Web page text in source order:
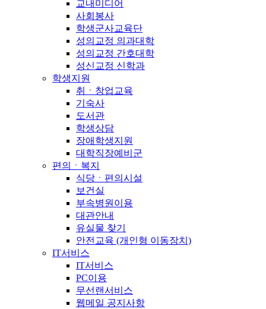
교내미디어
사회봉사
학생군사교육단
성의교정 의과대학
성의교정 간호대학
성신교정 신학과
학생지원
취ㆍ창업교육
기숙사
도서관
학생상담
장애학생지원
대학직장예비군
편의ㆍ복지
식당ㆍ편의시설
보건실
부속병원이용
대관안내
유실물 찾기
안전교육 (개인형 이동장치)
IT서비스
IT서비스
PC이용
무선랜서비스
웹메일 공지사항